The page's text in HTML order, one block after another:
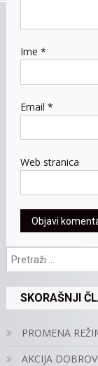
Ime *
Email *
Web stranica
SKORAŠNJI
PROMENA
AKCIJA